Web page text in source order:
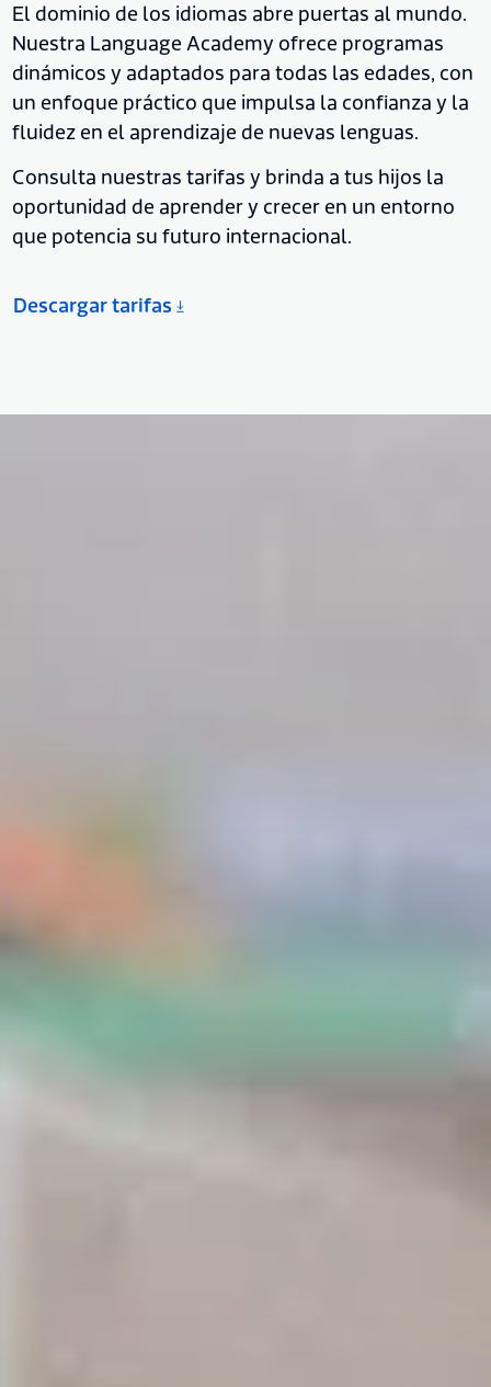
El dominio de los idiomas abre puertas al mundo.
Nuestra Language Academy ofrece programas
dinámicos y adaptados para todas las edades, con
un enfoque práctico que impulsa la confianza y la
fluidez en el aprendizaje de nuevas lenguas.
Consulta nuestras tarifas y brinda a tus hijos la
oportunidad de aprender y crecer en un entorno
que potencia su futuro internacional.
Descargar tarifas